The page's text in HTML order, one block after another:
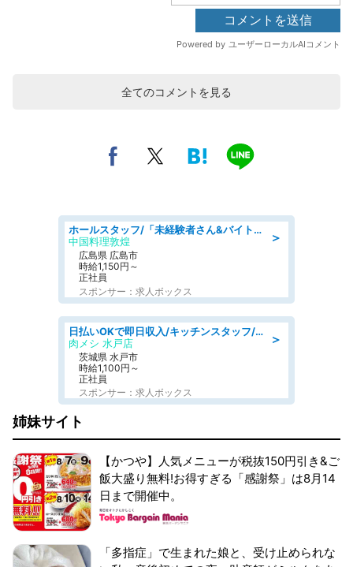
全てのコメントを見る
＞
ホールスタッフ/「未経験者さん&バイトデビューも大歓迎」残業ほぼなし×1日3時間〜勤務OK!フォロー体制も充実/広島県/広島市南区
中国料理敦煌
広島県 広島市
時給1,150円～
正社員
スポンサー：求人ボックス
＞
日払いOKで即日収入/キッチンスタッフ/「原付免許必須」デリバリー業務など、自己成長可能な幅広い仕事に挑戦!髪型自由&ピアス・ネイルOK/茨城県/水戸市
肉メシ 水戸店
茨城県 水戸市
時給1,100円～
正社員
スポンサー：求人ボックス
姉妹サイト
【かつや】人気メニューが税抜150円引き&ご
飯大盛り無料!お得すぎる「感謝祭」は8月14
日まで開催中。
「多指症」で生まれた娘と、受け止められな